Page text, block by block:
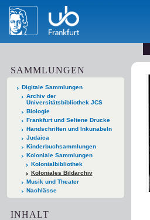
SAMMLUNGEN
Digitale Sammlungen
Archiv der
Universitätsbibliothek JCS
Biologie
Frankfurt und Seltene Drucke
Handschriften und Inkunabeln
Judaica
Kinderbuchsammlungen
Koloniale Sammlungen
Kolonialbibliothek
Koloniales Bildarchiv
Musik und Theater
Nachlässe
INHALT